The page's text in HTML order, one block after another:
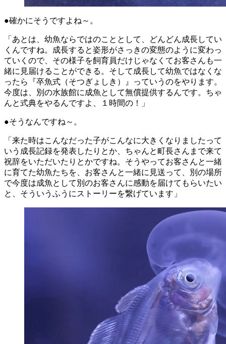
●確かにそうですよね～。
「あとは、幼魚ならではのこととして、どんどん成長してい
くんですね。成長すると姿形がさっきの変態のように変わっ
ていくので、その様子を飼育員だけじゃなくてお客さんも一
緒に見届けることができる。そして成長して幼魚ではなくな
ったら『卒魚式（そつぎょしき）』っていうのをやります。
今度は、別の水族館に成魚として無償提供するんです。ちゃ
んと式典をやるんですよ、１時間の！」
●そうなんですね～。
「来た時はこんなだった子がこんなに大きくなりましたって
いう成長記録を発表したりとか、ちゃんと町長さんまで来て
祝辞をいただいたりとかですね。そうやってお客さんと一緒
に育てた幼魚たちを、お客さんと一緒に見送って、別の場所
で今度は成魚として別のお客さんに感動を届けてもらいたい
と、そういうふうにストーリーを繋げています」